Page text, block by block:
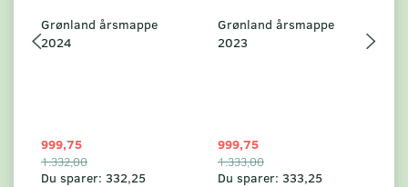
Grønland årsmappe
2024
999,75
1.332,00
Du sparer: 332,25
Grønland årsmappe
2023
999,75
1.333,00
Du sparer: 333,25